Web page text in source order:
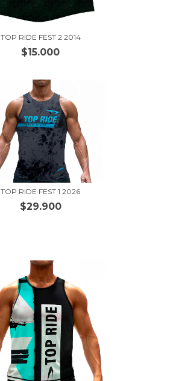
TOP RIDE FEST 2 2014
$15.000
TOP RIDE FEST 1 2026
$29.900